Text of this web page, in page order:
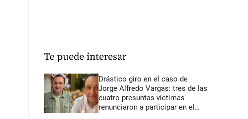
Te puede interesar
Drástico giro en el caso de
Jorge Alfredo Vargas: tres de las
cuatro presuntas víctimas
renunciaron a participar en el